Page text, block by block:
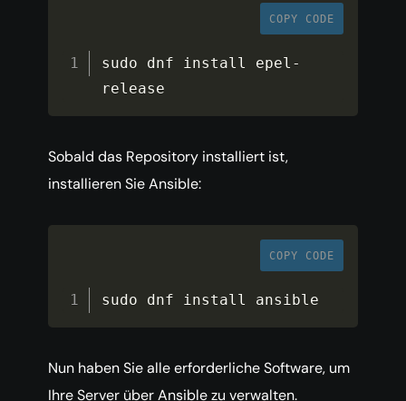
COPY CODE
sudo dnf install epel -
release
Sobald das Repository installiert ist,
installieren Sie Ansible:
COPY CODE
sudo dnf install ansible
Nun haben Sie alle erforderliche Software, um
Ihre Server über Ansible zu verwalten.